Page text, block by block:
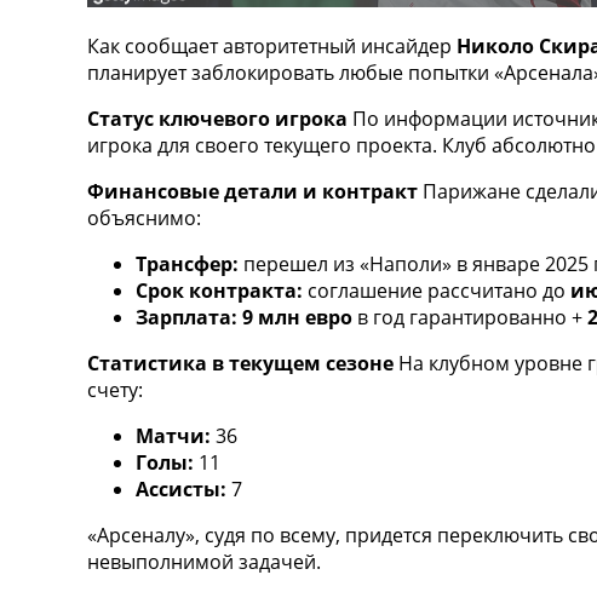
ТВ программа
RU
UA
Categories
Главная
Новости футбола
Трансферы
Новости футбола Украины
Последние комментарии
Логин
Правила
Коллективный прогноз
Турниры
Украина. Премьер-Лига
Украина. Первая Лига
Как сообщает авторитетный инсайдер Николо
планирует заблокировать любые попытки
Статус ключевого игрока По информации
игрока для своего текущего проекта. Клуб
Финансовые детали и контракт Парижане
объяснимо:
Трансфер: перешел из «Наполи» в январе 2025
Срок контракта: соглашение рассчитано до
Зарплата: 9 млн евро в год гарантированно +
Статистика в текущем сезоне На клубном уровне
счету:
Матчи: 36
Голы: 11
Ассисты: 7
«Арсеналу», судя по всему, придется переключить
невыполнимой задачей.